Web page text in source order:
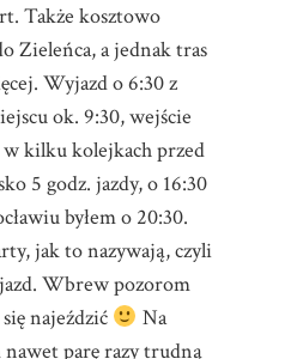
Także kosztowo
Zieleńca, a jednak tras
Wyjazd o 6:30 z
ok. 9:30, wejście
kilku kolejkach przed
5 godz. jazdy, o 16:30
byłem o 20:30.
jak to nazywają, czyli
Wbrew pozorom
najeździć
Na
nawet parę razy trudną